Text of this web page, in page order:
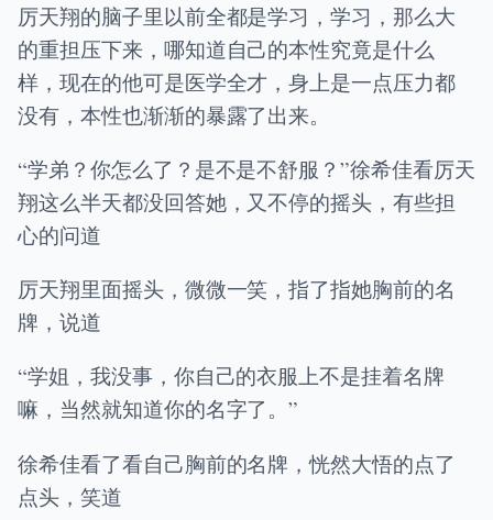
厉天翔的脑子里以前全都是学习，学习，那么大
的重担压下来，哪知道自己的本性究竟是什么
样，现在的他可是医学全才，身上是一点压力都
没有，本性也渐渐的暴露了出来。
“学弟？你怎么了？是不是不舒服？”徐希佳看厉天
翔这么半天都没回答她，又不停的摇头，有些担
心的问道
厉天翔里面摇头，微微一笑，指了指她胸前的名
牌，说道
“学姐，我没事，你自己的衣服上不是挂着名牌
嘛，当然就知道你的名字了。”
徐希佳看了看自己胸前的名牌，恍然大悟的点了
点头，笑道